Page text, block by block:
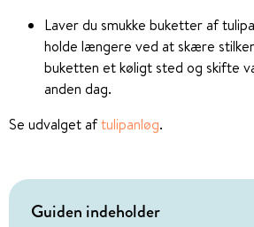
Laver du smukke buketter af
holde længere ved at skære
buketten et køligt sted og skifte
anden dag.
Se udvalget aftulipanløg.
Guiden indeholder